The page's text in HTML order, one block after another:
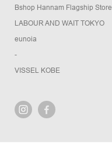
Bshop Hannam Flagship Store
LABOUR AND WAIT TOKYO
eunoia
-
VISSEL KOBE